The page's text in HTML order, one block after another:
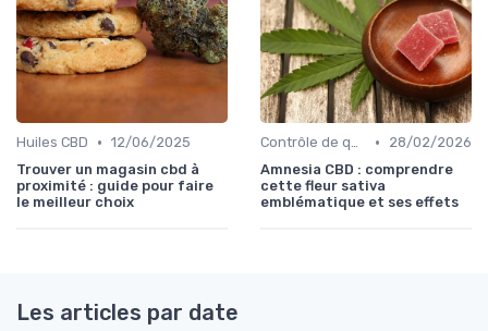
Huiles CBD • 12/06/2025
Trouver un magasin cbd à
proximité : guide pour faire
le meilleur choix
Contrôle de qualité •
28/02/2026
Amnesia CBD : comprendre
cette fleur sativa
emblématique et ses effets
Les articles par date